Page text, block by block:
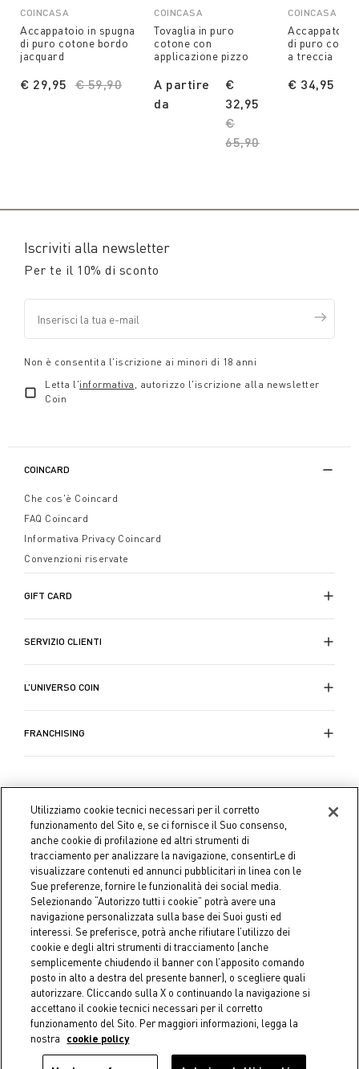
COINCASA
Accappatoio in spugna
di puro cotone bordo
jacquard
Price reduced from
€ 59,90
€ 29,95
COINCASA
Tovaglia in puro
cotone con
applicazione pizzo
A partire
da
Price reduced from
€
65,90to
€
32,95
COINCASA
Accappatoio
di puro
a treccia
€ 34,95
Iscriviti alla newsletter
Per te il 10% di sconto
Non è consentita l'iscrizione ai minori di 18 anni
Letta l'informativa , autorizzo l'iscrizione alla newsletter
Coin
COINCARD
Che cos'è Coincard
FAQ Coincard
Informativa Privacy Coincard
Convenzioni riservate
GIFT CARD
SERVIZIO CLIENTI
L’UNIVERSO COIN
FRANCHISING
Coin S.p.A. C.F./P.IVA 04391480276, capitale sociale 10.123.282,23
Euro i.v.
Dati aziendali Cookie Policy Informativa Privacy
Utilizziamo cookie tecnici necessari per il corretto
funzionamento del Sito e, se ci fornisce il Suo consenso,
anche cookie di profilazione ed altri strumenti di
tracciamento per analizzare la navigazione, consentirLe di
visualizzare contenuti ed annunci pubblicitari in linea con le
Sue preferenze, fornire le funzionalità dei social media.
Selezionando “Autorizzo tutti i cookie” potrà avere una
navigazione personalizzata sulla base dei Suoi gusti ed
interessi. Se preferisce, potrà anche rifiutare l’utilizzo dei
cookie e degli altri strumenti di tracciamento (anche
semplicemente chiudendo il banner con l’apposito comando
posto in alto a destra del presente banner), o scegliere quali
autorizzare. Cliccando sulla X o continuando la navigazione si
accettano il cookie tecnici necessari per il corretto
funzionamento del Sito. Per maggiori informazioni, legga la
nostra
cookie policy